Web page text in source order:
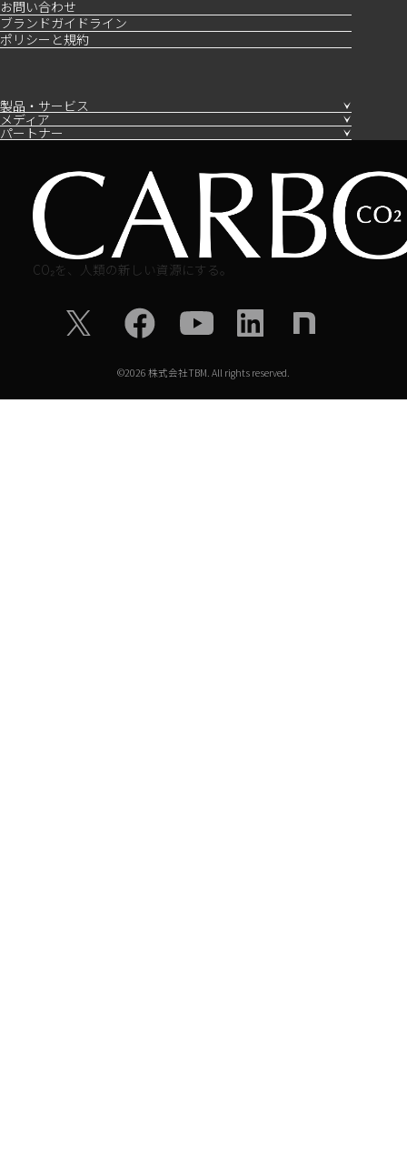
お問い合わせ
ブランドガイドライン
ポリシーと規約
製品・サービス
メディア
パートナー
CO₂を、人類の新しい資源にする。
©2026 株式会社TBM. All rights reserved.